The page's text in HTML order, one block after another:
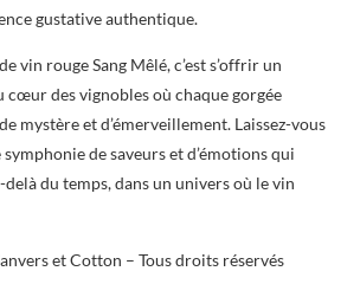
gustative authentique.
vin rouge Sang Mêlé, c’est s’offrir un
cœur des vignobles où chaque gorgée
mystère et d’émerveillement. Laissez-vous
de saveurs et d’émotions qui
du temps, dans un univers où le vin
et Cotton – Tous droits réservés